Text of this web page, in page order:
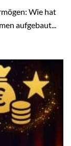
Wie hat
aufgebaut...